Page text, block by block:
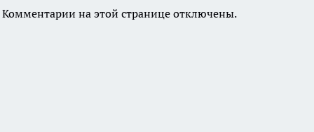
Комментарии на этой странице отключены.